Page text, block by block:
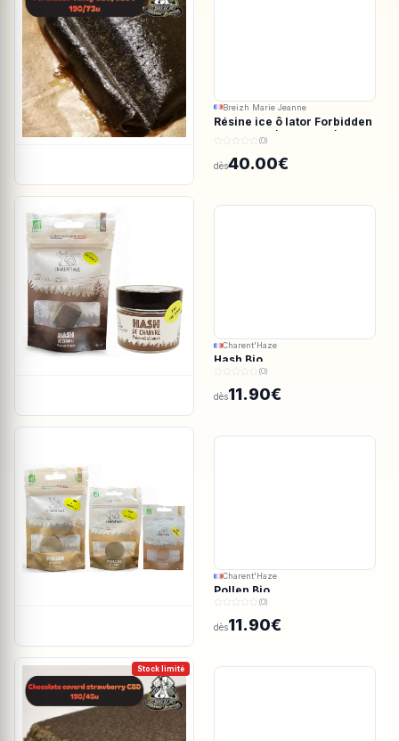
Breizh Marie Jeanne
Résine ice ô lator Forbidden
valley CBD/CBDV 190/73u
(0)
dès40.00€
Charent'Haze
Hash Bio
(0)
dès11.90€
Charent'Haze
Pollen Bio
(0)
dès11.90€
Stock limité